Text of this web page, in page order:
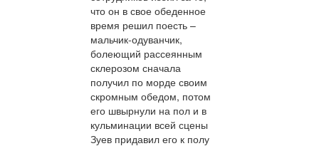
что он в свое обеденное
время решил поесть –
мальчик-одуванчик,
болеющий рассеянным
склерозом сначала
получил по морде своим
скромным обедом, потом
его швырнули на пол и в
кульминации всей сцены
Зуев придавил его к полу